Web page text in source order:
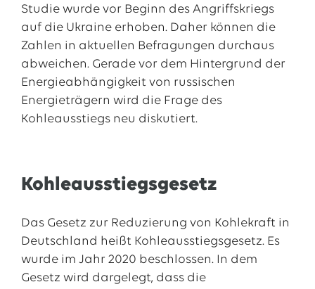
Studie wurde vor Beginn des Angriffskriegs
auf die Ukraine erhoben. Daher können die
Zahlen in aktuellen Befragungen durchaus
abweichen. Gerade vor dem Hintergrund der
Energieabhängigkeit von russischen
Energieträgern wird die Frage des
Kohleausstiegs neu diskutiert.
Kohleausstiegsgesetz
Das Gesetz zur Reduzierung von Kohlekraft in
Deutschland heißt Kohleausstiegsgesetz. Es
wurde im Jahr 2020 beschlossen. In dem
Gesetz wird dargelegt, dass die